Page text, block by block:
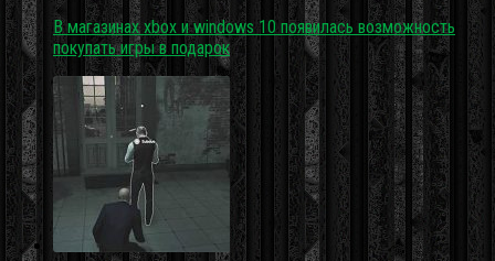
В магазинах xbox и windows 10 появилась возможность
покупать игры в подарок